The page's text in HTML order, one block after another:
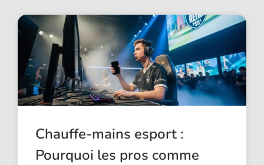
Chauffe-mains esport :
Pourquoi les pros comme